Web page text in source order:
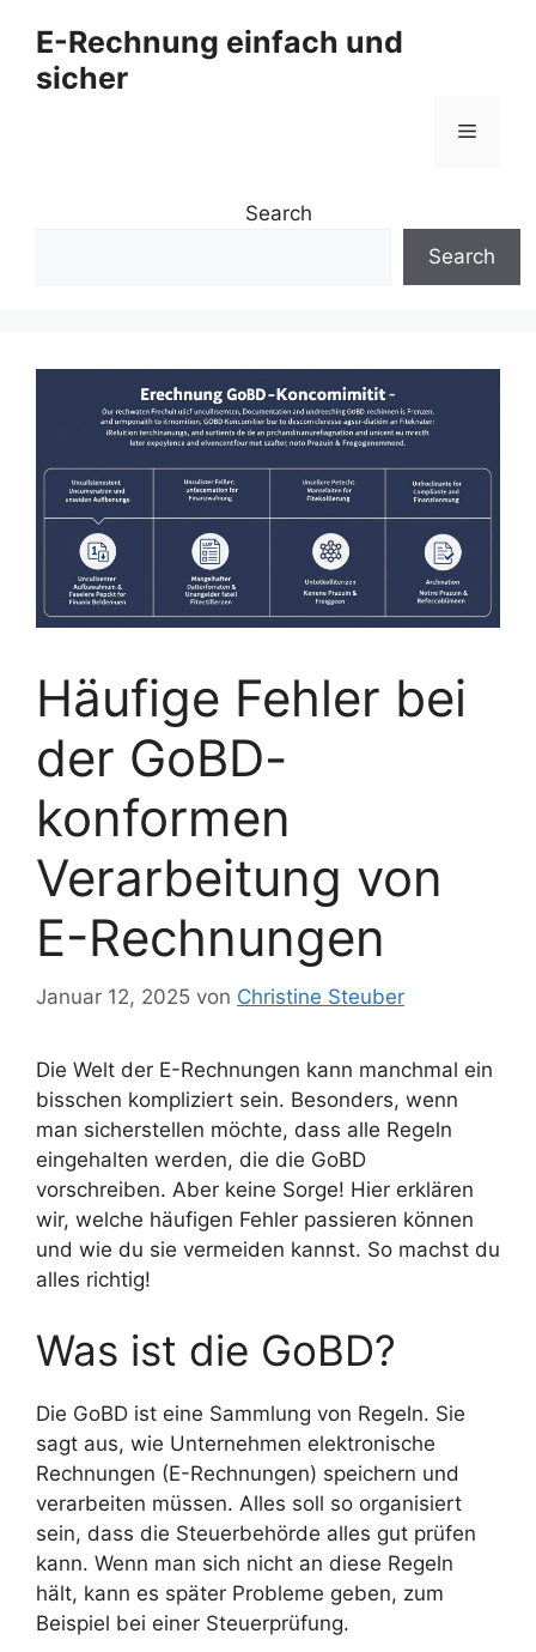
Inhalt
springen
E-Rechnung einfach und
sicher
Menü
Search
Search
Häufige Fehler bei
der GoBD-
konformen
Verarbeitung von
E-Rechnungen
Januar 12, 2025 von Christine Steuber
Die Welt der E-Rechnungen kann manchmal ein
bisschen kompliziert sein. Besonders, wenn
man sicherstellen möchte, dass alle Regeln
eingehalten werden, die die GoBD
vorschreiben. Aber keine Sorge! Hier erklären
wir, welche häufigen Fehler passieren können
und wie du sie vermeiden kannst. So machst du
alles richtig!
Was ist die GoBD?
Die GoBD ist eine Sammlung von Regeln. Sie
sagt aus, wie Unternehmen elektronische
Rechnungen (E-Rechnungen) speichern und
verarbeiten müssen. Alles soll so organisiert
sein, dass die Steuerbehörde alles gut prüfen
kann. Wenn man sich nicht an diese Regeln
hält, kann es später Probleme geben, zum
Beispiel bei einer Steuerprüfung.